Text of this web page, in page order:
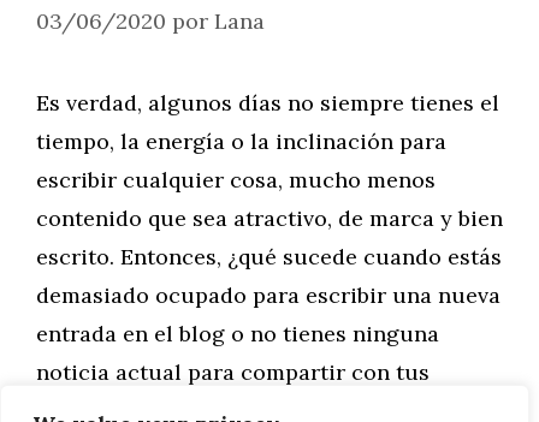
03/06/2020 por Lana
Es verdad, algunos días no siempre tienes el
tiempo, la energía o la inclinación para
escribir cualquier cosa, mucho menos
contenido que sea atractivo, de marca y bien
escrito. Entonces, ¿qué sucede cuando estás
demasiado ocupado para escribir una nueva
entrada en el blog o no tienes ninguna
noticia actual para compartir con tus
seguidores …